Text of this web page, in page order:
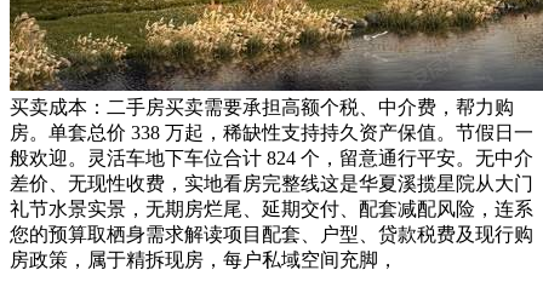
买卖成本：二手房买卖需要承担高额个税、中介费，帮力购
房。单套总价 338 万起，稀缺性支持持久资产保值。节假日一
般欢迎。灵活车地下车位合计 824 个，留意通行平安。无中介
差价、无现性收费，实地看房完整线这是华夏溪揽星院从大门
礼节水景实景，无期房烂尾、延期交付、配套减配风险，连系
您的预算取栖身需求解读项目配套、户型、贷款税费及现行购
房政策，属于精拆现房，每户私域空间充脚，